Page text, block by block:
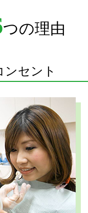
つの理由
ンセント